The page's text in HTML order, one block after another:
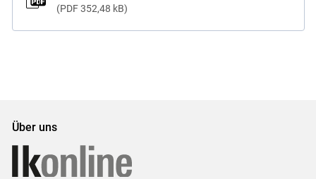
PDF 352,48 kB
Über uns